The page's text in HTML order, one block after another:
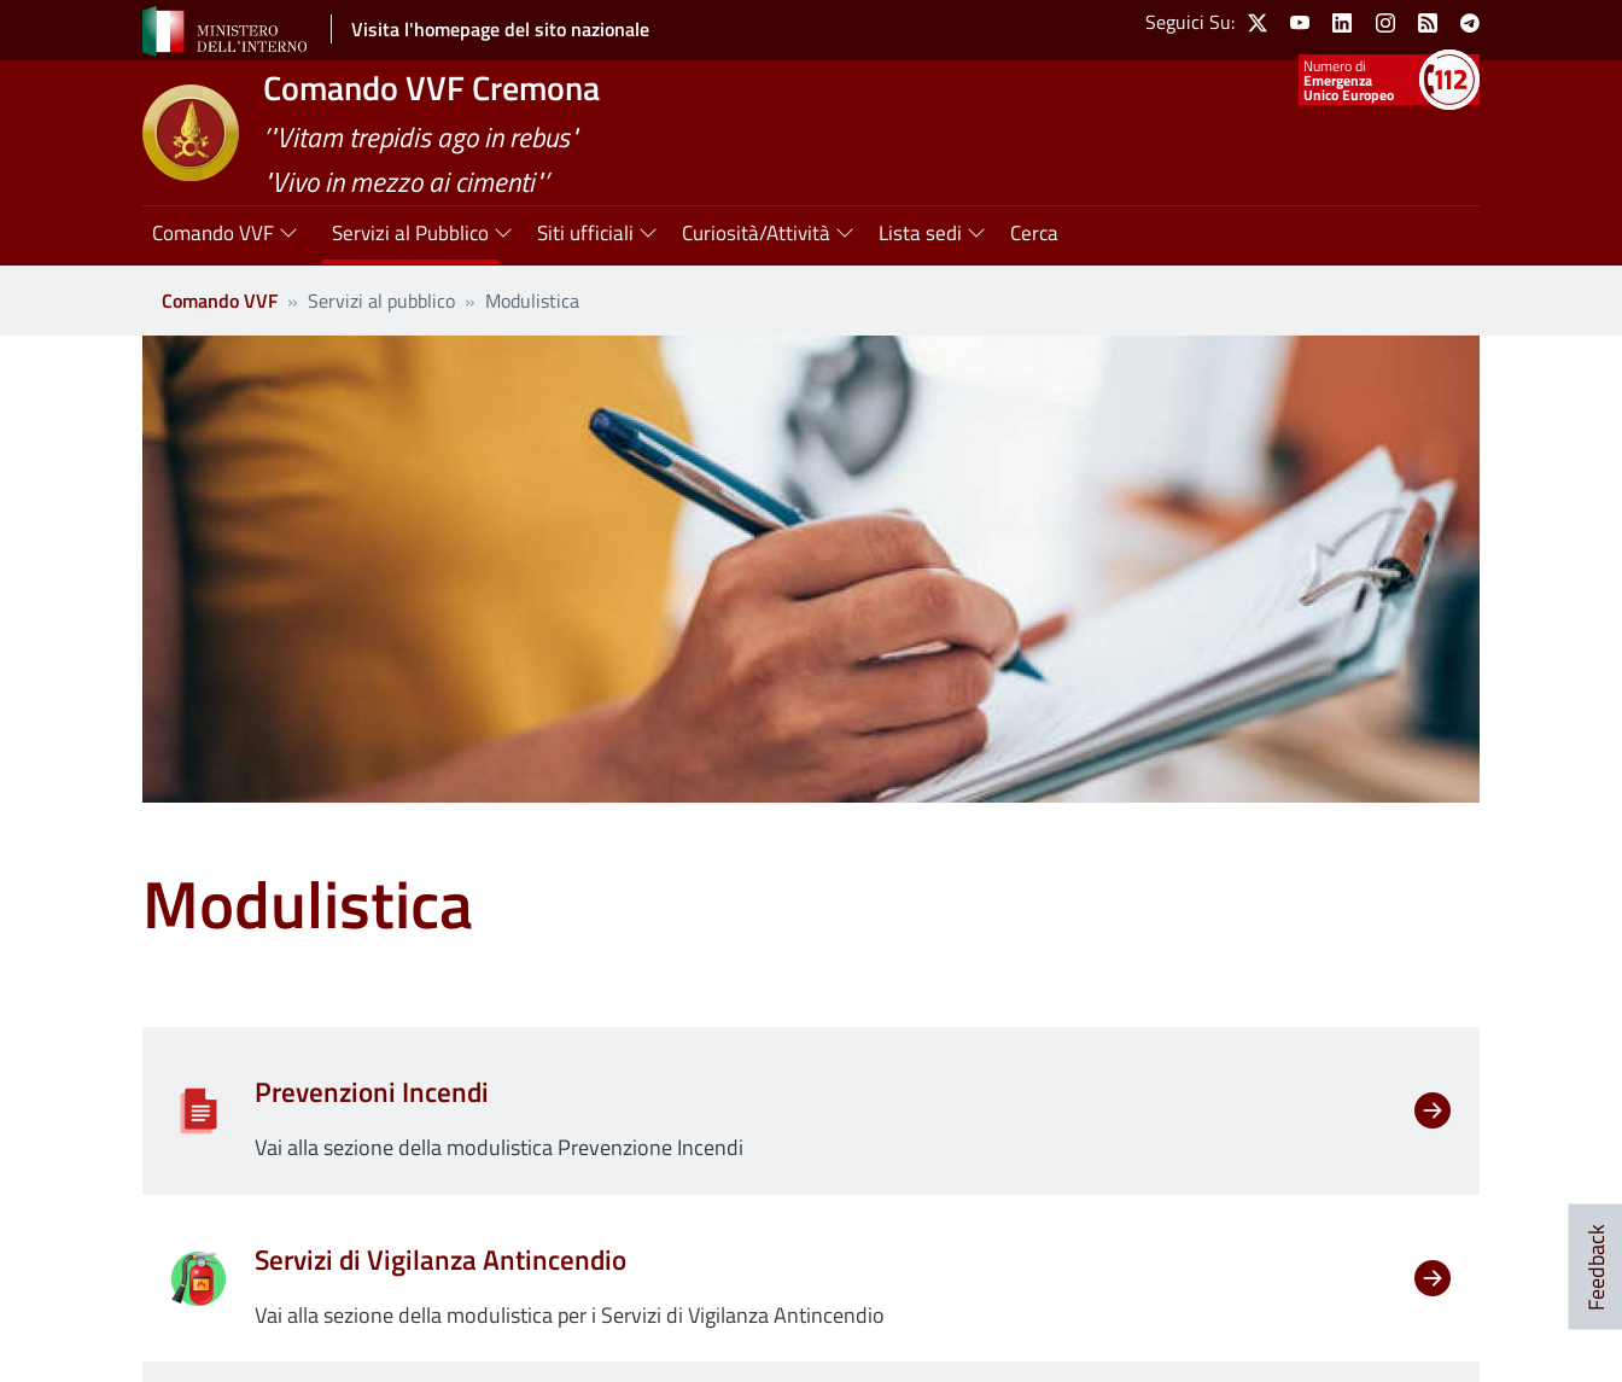
Salta al contenuto principale Visita l'homepage del sito nazionale Social Menu
Seguici Su: X YoutubeLinkedinInstagram
Feed Telegram
Emergenza
Unico Europeo
Comando VVF Cremona
’"Vitam trepidis ago in rebus"
"Vivo in mezzo ai cimenti"’
Navigazione principale
Comando VVF Servizi al Pubblico Siti ufficiali Curiosità/Attività Lista sedi Cerca
Comando VVF Servizi al pubblico Modulistica
Modulistica
Prevenzioni Incendi
Vai alla sezione della modulistica Prevenzione Incendi
Servizi di Vigilanza Antincendio
Vai alla sezione della modulistica per i Servizi di Vigilanza Antincendio
Feedback